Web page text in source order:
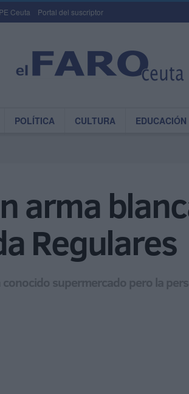
Ceuta Portal del suscriptor
POLÍTICA CULTURA EDUCACIÓN
arma
Regulares
supermercado pero la